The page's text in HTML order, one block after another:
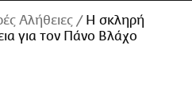
Αλήθειες
H σκληρή
για τον Πάνο Βλάχο